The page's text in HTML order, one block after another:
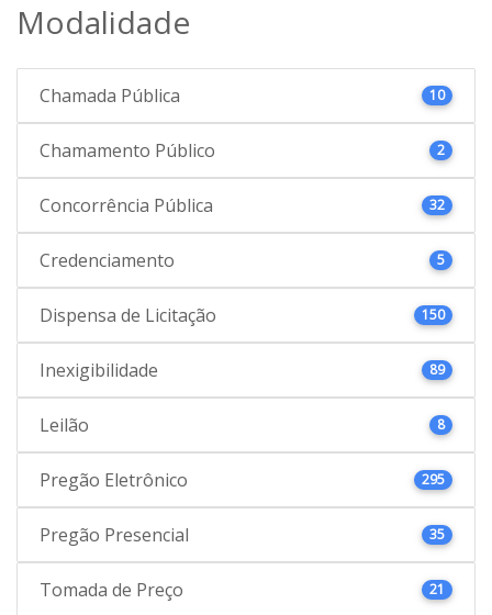
Modalidade
Chamada Pública 10
Chamamento Público 2
Concorrência Pública 32
Credenciamento 5
Dispensa de Licitação 150
Inexigibilidade 89
Leilão 8
Pregão Eletrônico 295
Pregão Presencial 35
Tomada de Preço 21